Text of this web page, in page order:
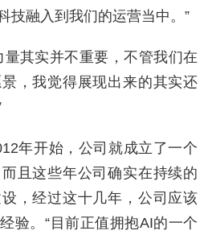
技融入到我们的运营当中。”
量其实并不重要，不管我们在
，我觉得展现出来的其实还
年开始，公司就成立了一个
且这些年公司确实在持续的
，经过这十几年，公司应该
验。“目前正值拥抱AI的一个